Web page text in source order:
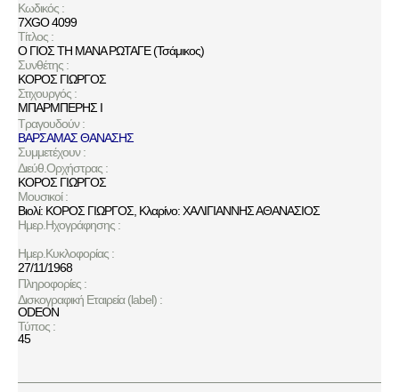
Κωδικός :
7XGO 4099
Τίτλος :
Ο ΓΙΟΣ ΤΗ ΜΑΝΑ ΡΩΤΑΓΕ (Τσάμικος)
Συνθέτης :
ΚΟΡΟΣ ΓΙΩΡΓΟΣ
Στιχουργός :
ΜΠΑΡΜΠΕΡΗΣ Ι
Τραγουδούν :
ΒΑΡΣΑΜΑΣ ΘΑΝΑΣΗΣ
Συμμετέχουν :
Διεύθ.Ορχήστρας :
ΚΟΡΟΣ ΓΙΩΡΓΟΣ
Μουσικοί :
Βιολί: ΚΟΡΟΣ ΓΙΩΡΓΟΣ, Κλαρίνο: ΧΑΛΙΓΙΑΝΝΗΣ ΑΘΑΝΑΣΙΟΣ
Ημερ.Ηχογράφησης :
Ημερ.Κυκλοφορίας :
27/11/1968
Πληροφορίες :
Δισκογραφική Εταιρεία (label) :
ODEON
Τύπος :
45